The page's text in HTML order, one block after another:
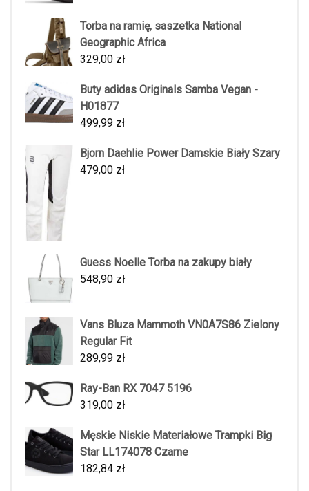
Torba na ramię, saszetka National
Geographic Africa
329,00 zł
Buty adidas Originals Samba Vegan -
H01877
499,99 zł
Bjorn Daehlie Power Damskie Biały Szary
479,00 zł
Guess Noelle Torba na zakupy biały
548,90 zł
Vans Bluza Mammoth VN0A7S86 Zielony
Regular Fit
289,99 zł
Ray-Ban RX 7047 5196
319,00 zł
Męskie Niskie Materiałowe Trampki Big
Star LL174078 Czarne
182,84 zł